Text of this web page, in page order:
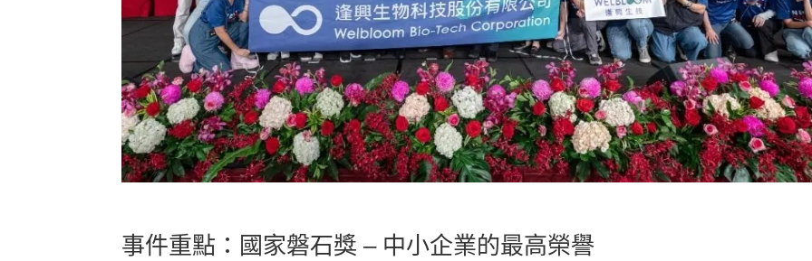
事件重點：國家磐石獎 – 中小企業的最高榮譽